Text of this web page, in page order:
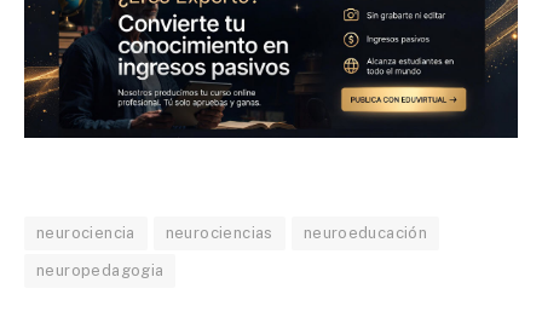
neurociencia neurociencias neuroeducación
neuropedagogia